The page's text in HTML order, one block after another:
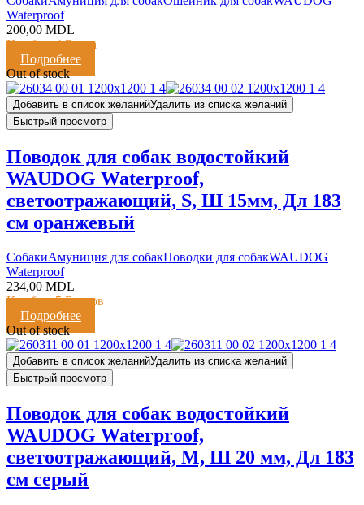
Waterproof
200,00 MDL
Кешбэк:4 Балла
Подробнее
Out of stock
Добавить в список желанийУдалить из списка желаний
Быстрый просмотр
Поводок для собак водостойкий
WAUDOG Waterproof,
светоотражающий, S, Ш 15мм, Дл 183
см оранжевый
CобакиАмуниция для собакПоводки для собакWAUDOG
Waterproof
234,00 MDL
Кешбэк:5 Баллов
Подробнее
Out of stock
Добавить в список желанийУдалить из списка желаний
Быстрый просмотр
Поводок для собак водостойкий
WAUDOG Waterproof,
светоотражающий, M, Ш 20 мм, Дл 183
см серый